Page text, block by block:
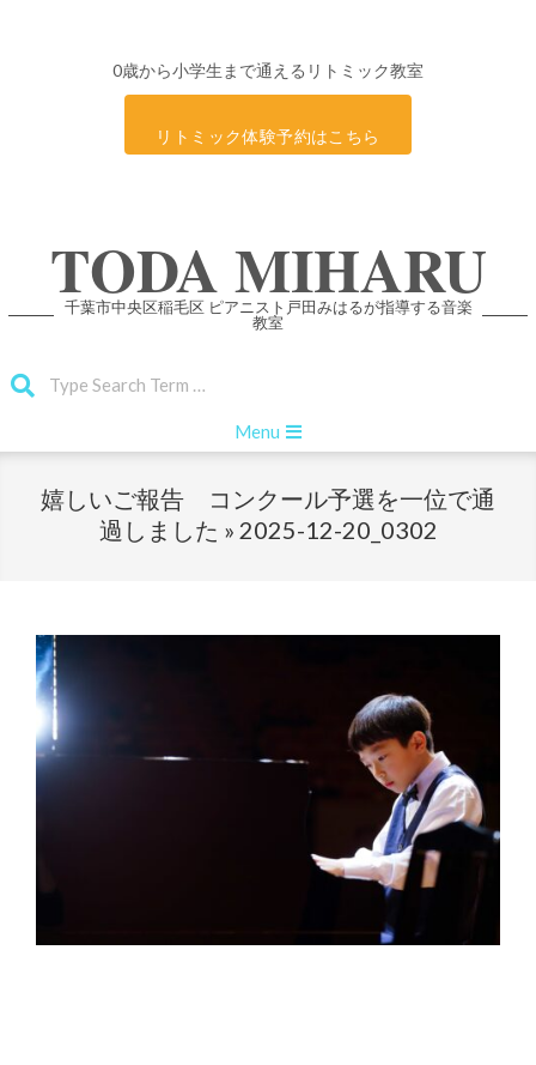
0歳から小学生まで通えるリトミック教室
リトミック体験予約はこちら
TODA MIHARU
千葉市中央区稲毛区 ピアニスト戸田みはるが指導する音楽
教室
Navigation
Menu
嬉しいご報告 コンクール予選を一位で通
過しました » 2025-12-20_0302